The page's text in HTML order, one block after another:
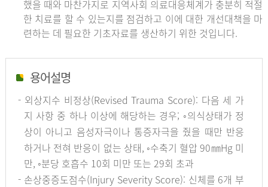
했을 때와 마찬가지로 지역사회 의료대응체계가 충분히 적절
한 치료를 할 수 있는지를 점검하고 이에 대한 개선대책을 마
련하는 데 필요한 기초자료를 생산하기 위한 것입니다.
용어설명
- 외상지수 비정상(Revised Trauma Score): 다음 세 가
지 사항 중 하나 이상에 해당하는 경우; ◦의식상태가 정
상이 아니고 음성자극이나 통증자극을 줬을 때만 반응
하거나 전혀 반응이 없는 상태, ◦수축기 혈압 90㎜Hg 미
만, ◦분당 호흡수 10회 미만 또는 29회 초과
- 손상중증도점수(Injury Severity Score): 신체를 6개 부